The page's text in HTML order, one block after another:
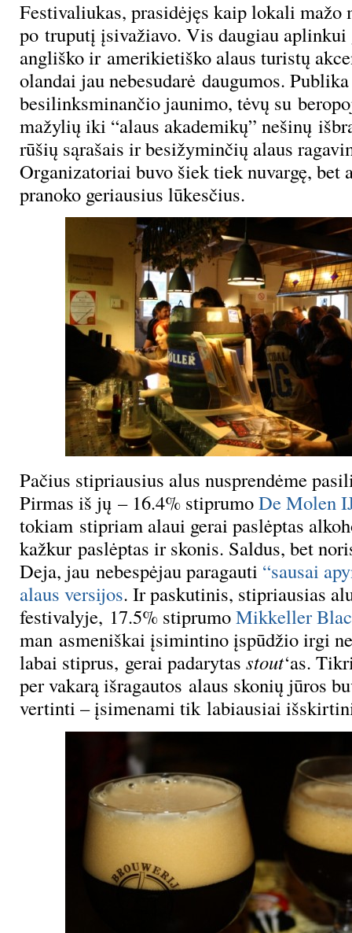
Festivaliukas, prasidėjęs kaip lokali mažo
po truputį įsivažiavo. Vis daugiau aplinkui
angliško ir amerikietiško alaus turistų
olandai jau nebesudarė daugumos.
besilinksminančio jaunimo, tėvų su
mažylių iki “alaus akademikų” nešinų
rūšių sąrašais ir besižyminčių alaus
Organizatoriai buvo šiek tiek nuvargę, bet
pranoko geriausius lūkesčius.
Pačius stipriausius alus nusprendėme
Pirmas iš jų – 16.4% stiprumoDe Molen
tokiam stipriam alaui gerai paslėptas
kažkur paslėptas ir skonis. Saldus, bet
Deja, jau nebespėjau paragauti “sausai
alaus versijos. Ir paskutinis, stipriausias
festivalyje, 17.5% stiprumoMikkeller
man asmeniškai įsimintino įspūdžio irgi
labai stiprus, gerai padarytas stout‘as.
per vakarą išragautos alaus skonių jūros
vertinti – įsimenami tik labiausiai